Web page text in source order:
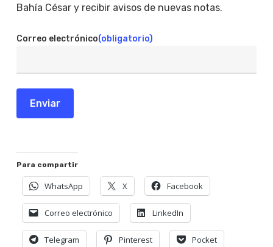
Bahía César y recibir avisos de nuevas notas.
Correo electrónico(obligatorio)
Enviar
Para compartir
WhatsApp X Facebook
Correo electrónico LinkedIn
Telegram Pinterest Pocket